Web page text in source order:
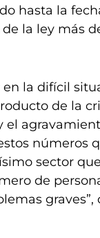
hasta la
la ley más
en la difícil
de la
el
números
sector
de